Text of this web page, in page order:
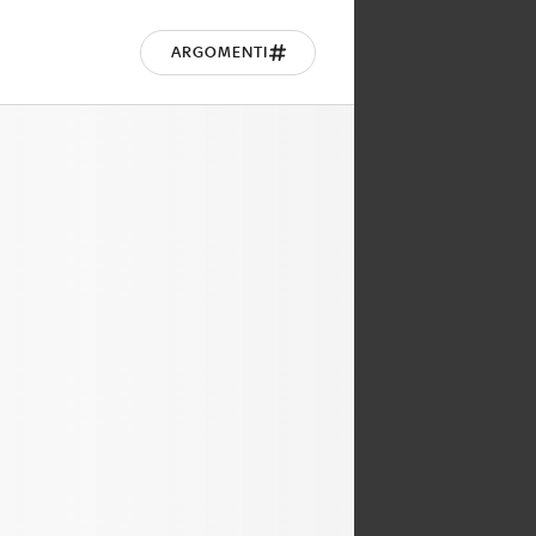
ARGOMENTI